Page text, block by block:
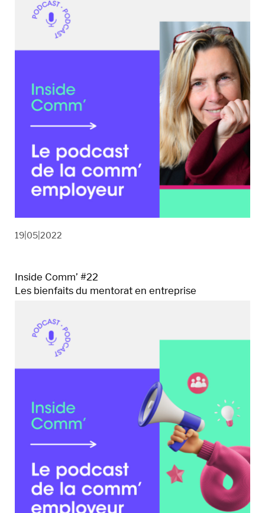
19|05|2022
Inside Comm’ #22
Les bienfaits du mentorat en entreprise